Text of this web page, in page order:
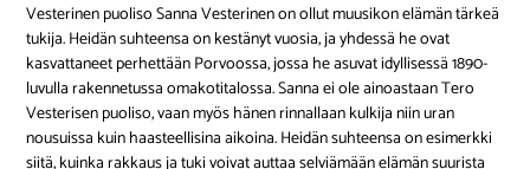
Vesterinen puoliso Sanna Vesterinen on ollut muusikon elämän tärkeä
tukija. Heidän suhteensa on kestänyt vuosia, ja yhdessä he ovat
kasvattaneet perhettään Porvoossa, jossa he asuvat idyllisessä 1890-
luvulla rakennetussa omakotitalossa. Sanna ei ole ainoastaan Tero
Vesterisen puoliso, vaan myös hänen rinnallaan kulkija niin uran
nousuissa kuin haasteellisina aikoina. Heidän suhteensa on esimerkki